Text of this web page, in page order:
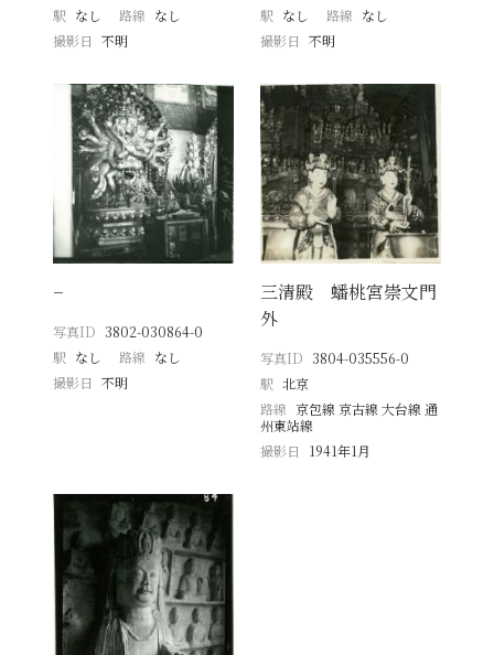
駅 なし 路線 なし
撮影日
不明
駅 なし 路線 なし
撮影日 不明
−
写真ID 3802-030864-0
駅 なし 路線 なし
撮影日
不明
三清殿 蟠桃宮崇文門
外
写真ID 3804-035556-0
駅 北京
路線 京包線 京古線 大台線 通
州東站線
撮影日
1941年1月